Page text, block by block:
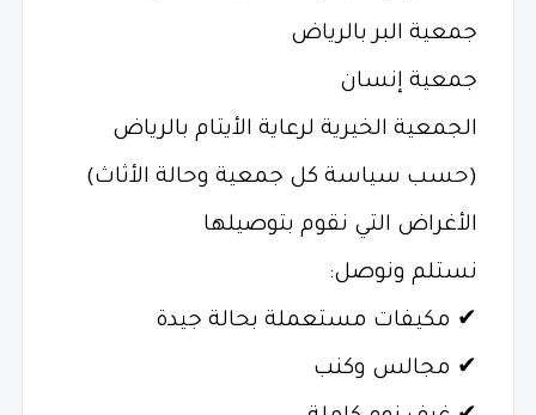
جمعية البر بالرياض
جمعية إنسان
الجمعية الخيرية لرعاية الأيتام بالرياض
(حسب سياسة كل جمعية وحالة الأثاث)
الأغراض التي نقوم بتوصيلها
نستلم ونوصل:
✔ مكيفات مستعملة بحالة جيدة
✔ مجالس وكنب